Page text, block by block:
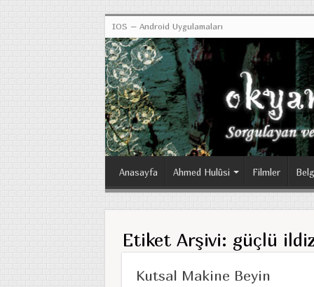
IOS – Android Uygulamaları
Anasayfa Ahmed Hulûsi Filmler
Etiket Arşivi: güçlü
Kutsal Makine Beyin